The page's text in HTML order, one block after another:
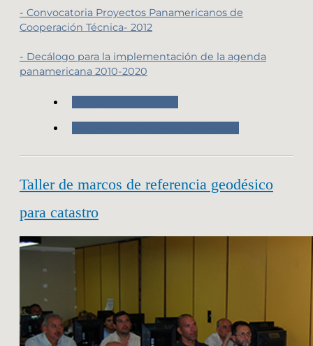
- Convocatoria Proyectos Panamericanos de
Cooperación Técnica- 2012
- Decálogo para la implementación de la agenda
panamericana 2010-2020
Taller de marcos de referencia geodésico
para catastro